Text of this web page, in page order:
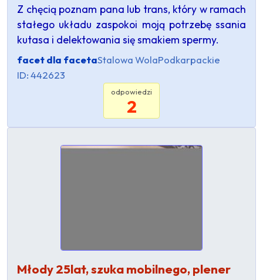
Z chęcią poznam pana lub trans, który w ramach
stałego układu zaspokoi moją potrzebę ssania
kutasa i delektowania się smakiem spermy.
facet dla facetaStalowa WolaPodkarpackie
ID: 442623
odpowiedzi
2
Młody 25lat, szuka mobilnego, plener